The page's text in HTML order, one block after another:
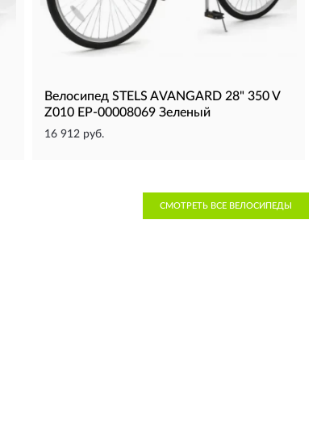
Велосипед STELS AVANGARD 28" 350 V
Z010 EP-00008069 Зеленый
16 912 руб.
СМОТРЕТЬ ВСЕ ВЕЛОСИПЕДЫ